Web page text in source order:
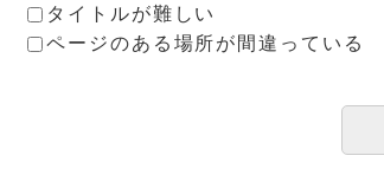
タイトルが難しい
ページのある場所が間違っている